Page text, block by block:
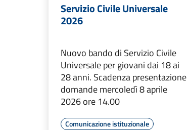
Servizio Civile Universale
2026
Nuovo bando di Servizio Civile
Universale per giovani dai 18 ai
28 anni. Scadenza presentazione
domande mercoledì 8 aprile
2026 ore 14.00
Comunicazione istituzionale